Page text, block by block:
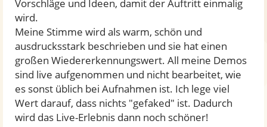
Vorschläge und Ideen, damit der Auftritt einmalig
wird.
Meine Stimme wird als warm, schön und
ausdrucksstark beschrieben und sie hat einen
großen Wiedererkennungswert. All meine Demos
sind live aufgenommen und nicht bearbeitet, wie
es sonst üblich bei Aufnahmen ist. Ich lege viel
Wert darauf, dass nichts "gefaked" ist. Dadurch
wird das Live-Erlebnis dann noch schöner!